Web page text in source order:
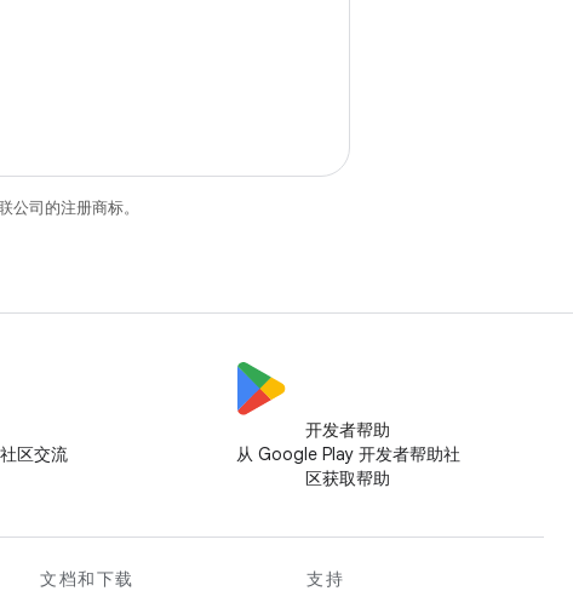
司的注册商标。
区交流
开发者帮助
从 Google Play 开发者帮助社
区获取帮助
文档和下载
支持